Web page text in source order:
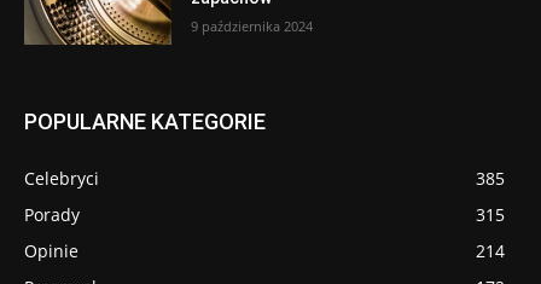
9 października 2024
POPULARNE KATEGORIE
Celebryci
385
Porady
315
Opinie
214